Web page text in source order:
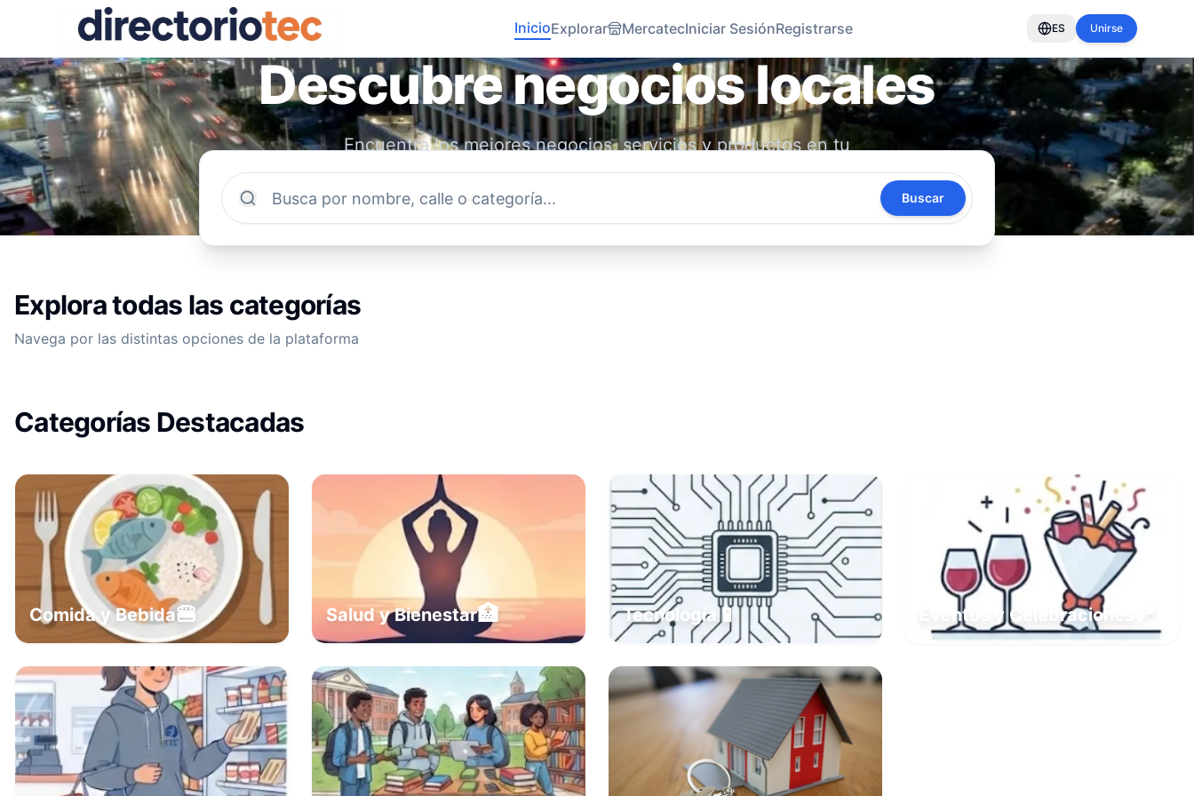
InicioExplorar MercatecIniciar SesiónRegistrarse ES Unirse
Descubre negocios locales
Encuentra los mejores negocios, servicios y productos en tu
comunidad. Conecta con emprendedores locales y apoya tu
Buscar
Explora todas las categorías
Navega por las distintas opciones de la plataforma
Categorías Destacadas
Comida y Bebida🍔 Salud y Bienestar🏥 Tecnología 📱 Eventos y Celebraciones